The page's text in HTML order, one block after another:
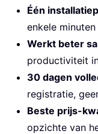
Één
enkele
Werkt beter
productiviteit
30 dagen
registratie,
Beste prijs-
opzichte van